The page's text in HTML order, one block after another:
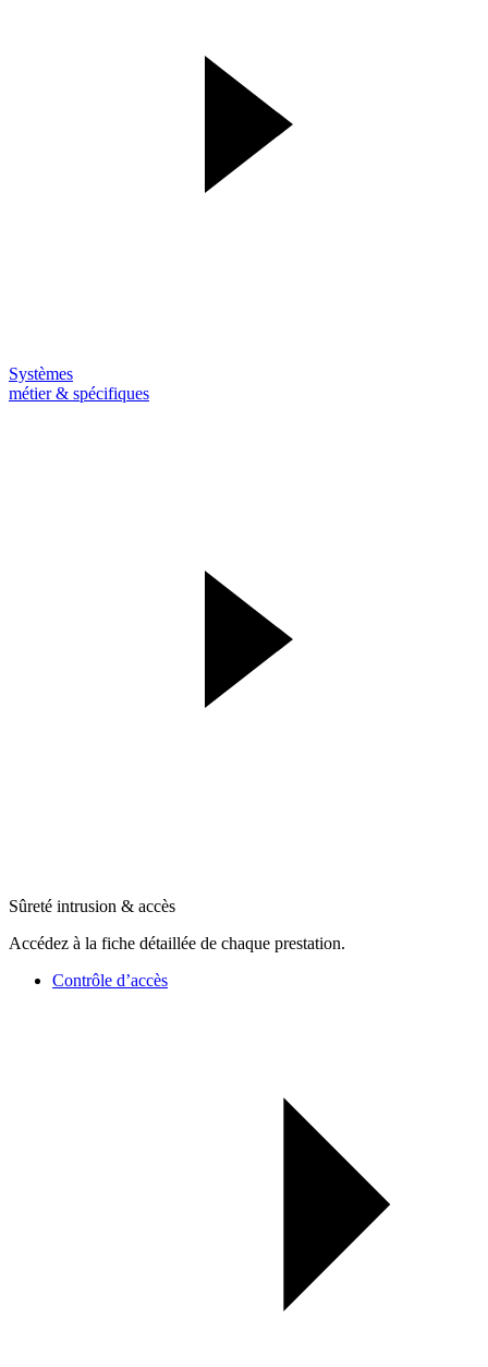
Systèmes
métier & spécifiques
Sûreté intrusion & accès
Accédez à la fiche détaillée de chaque prestation.
Contrôle d’accès